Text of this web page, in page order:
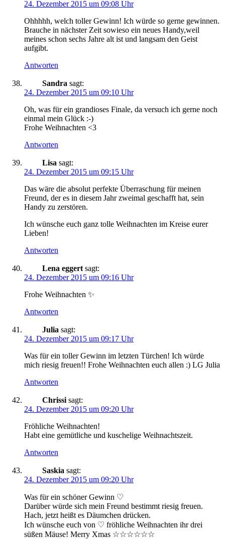
24. Dezember 2015 um 09:08 Uhr
Ohhhhh, welch toller Gewinn! Ich würde so gerne gewinnen.
Brauche in nächster Zeit sowieso ein neues Handy,weil
meines schon sechs Jahre alt ist und langsam den Geist
aufgibt.
Antworten
Sandra sagt:
24. Dezember 2015 um 09:10 Uhr
Oh, was für ein grandioses Finale, da versuch ich gerne noch
einmal mein Glück :-)
Frohe Weihnachten <3
Antworten
Lisa sagt:
24. Dezember 2015 um 09:15 Uhr
Das wäre die absolut perfekte Überraschung für meinen
Freund, der es in diesem Jahr zweimal geschafft hat, sein
Handy zu zerstören.
Ich wünsche euch ganz tolle Weihnachten im Kreise eurer
Lieben!
Antworten
Lena eggert sagt:
24. Dezember 2015 um 09:16 Uhr
Frohe Weihnachten ✨
Antworten
Julia sagt:
24. Dezember 2015 um 09:17 Uhr
Was für ein toller Gewinn im letzten Türchen! Ich würde
mich riesig freuen!! Frohe Weihnachten euch allen :) LG Julia
Antworten
Chrissi sagt:
24. Dezember 2015 um 09:20 Uhr
Fröhliche Weihnachten!
Habt eine gemütliche und kuschelige Weihnachtszeit.
Antworten
Saskia sagt:
24. Dezember 2015 um 09:20 Uhr
Was für ein schöner Gewinn ♡
Darüber würde sich mein Freund bestimmt riesig freuen.
Hach, jetzt heißt es Däumchen drücken.
Ich wünsche euch von ♡ fröhliche Weihnachten ihr drei
süßen Mäuse! Merry Xmas ☆☆☆☆☆☆